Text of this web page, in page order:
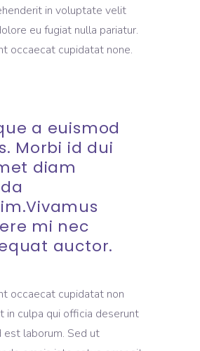
in voluptate velit
eu fugiat nulla pariatur.
occaecat cupidatat none.
a euismod
Morbi id dui
diam
mi nec
auctor.
occaecat cupidatat non
in culpa qui officia deserunt
est laborum. Sed ut